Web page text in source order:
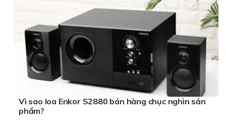
Vì sao loa Enkor S2880 bán hàng chục nghìn sản
phẩm?